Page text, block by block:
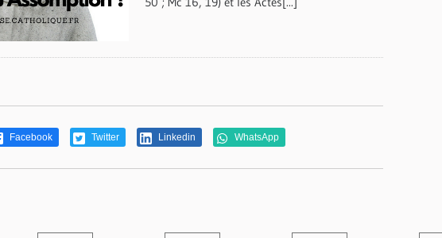
Facebook Twitter Linkedin WhatsApp